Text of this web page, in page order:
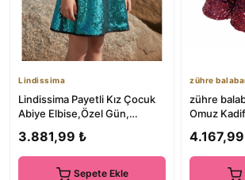
Lindissima
Lindissima Payetli Kız Çocuk
Abiye Elbise,Özel Gün,
3.881,99 ₺
Sepete Ekle
zühre
zühre
Omuz